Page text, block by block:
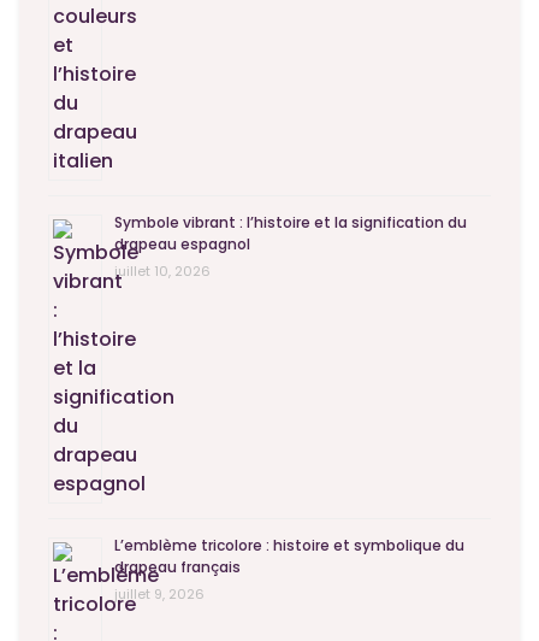
Symbole vibrant : l’histoire et la signification du
drapeau espagnol
juillet 10, 2026
L’emblème tricolore : histoire et symbolique du
drapeau français
juillet 9, 2026